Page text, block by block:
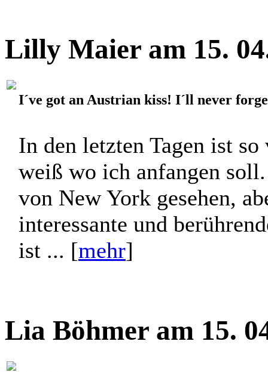
Lilly Maier am 15.
I´ve got an Austrian kiss! I´ll never
In den letzten Tagen ist
weiß wo ich anfangen
von New York gesehen,
interessante und
ist ... [mehr]
Lia Böhmer am 15.